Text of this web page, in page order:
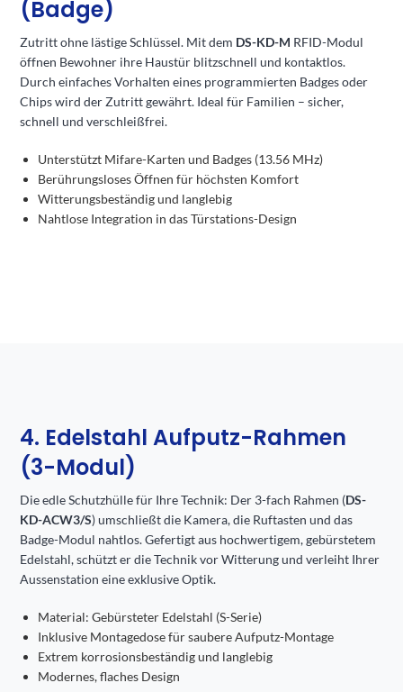
(Badge)
Zutritt ohne lästige Schlüssel. Mit dem DS-KD-M RFID-Modul
öffnen Bewohner ihre Haustür blitzschnell und kontaktlos.
Durch einfaches Vorhalten eines programmierten Badges oder
Chips wird der Zutritt gewährt. Ideal für Familien – sicher,
schnell und verschleißfrei.
Unterstützt Mifare-Karten und Badges (13.56 MHz)
Berührungsloses Öffnen für höchsten Komfort
Witterungsbeständig und langlebig
Nahtlose Integration in das Türstations-Design
4. Edelstahl Aufputz-Rahmen
(3-Modul)
Die edle Schutzhülle für Ihre Technik: Der 3-fach Rahmen (DS-
KD-ACW3/S) umschließt die Kamera, die Ruftasten und das
Badge-Modul nahtlos. Gefertigt aus hochwertigem, gebürstetem
Edelstahl, schützt er die Technik vor Witterung und verleiht Ihrer
Aussenstation eine exklusive Optik.
Material: Gebürsteter Edelstahl (S-Serie)
Inklusive Montagedose für saubere Aufputz-Montage
Extrem korrosionsbeständig und langlebig
Modernes, flaches Design